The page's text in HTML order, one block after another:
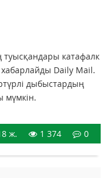
туысқандары катафалк
хабарлайды Daily Mail.
дыбыстардың
мүмкін.
ж. 1 374 0